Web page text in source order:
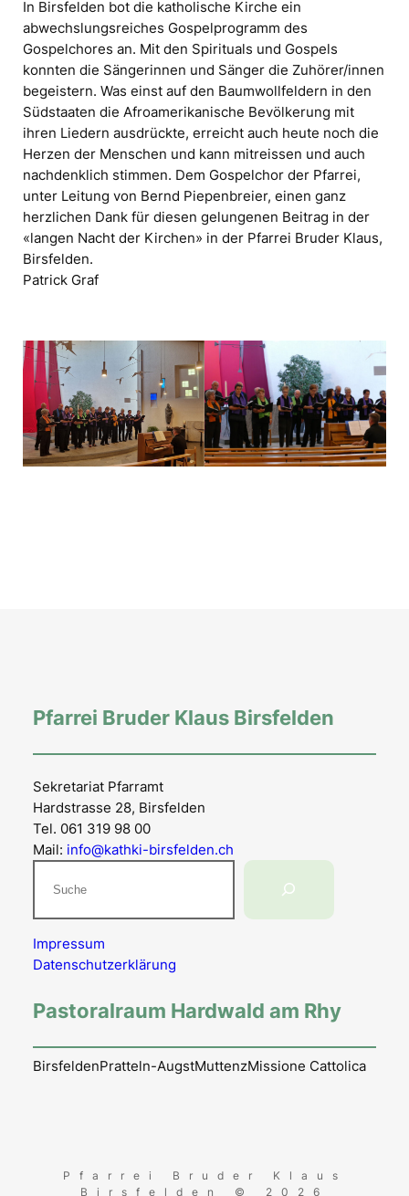
In Birsfelden bot die katholische Kirche ein
abwechslungsreiches Gospelprogramm des
Gospelchores an. Mit den Spirituals und Gospels
konnten die Sängerinnen und Sänger die Zuhörer/innen
begeistern. Was einst auf den Baumwollfeldern in den
Südstaaten die Afroamerikanische Bevölkerung mit
ihren Liedern ausdrückte, erreicht auch heute noch die
Herzen der Menschen und kann mitreissen und auch
nachdenklich stimmen. Dem Gospelchor der Pfarrei,
unter Leitung von Bernd Piepenbreier, einen ganz
herzlichen Dank für diesen gelungenen Beitrag in der
«langen Nacht der Kirchen» in der Pfarrei Bruder Klaus,
Birsfelden.
Patrick Graf
Pfarrei Bruder Klaus Birsfelden
Sekretariat Pfarramt
Hardstrasse 28, Birsfelden
Tel. 061 319 98 00
Mail: info@kathki-birsfelden.ch
Impressum
Datenschutzerklärung
Pastoralraum Hardwald am Rhy
BirsfeldenPratteln-AugstMuttenzMissione Cattolica
Pfarrei Bruder Klaus
Birsfelden © 2026